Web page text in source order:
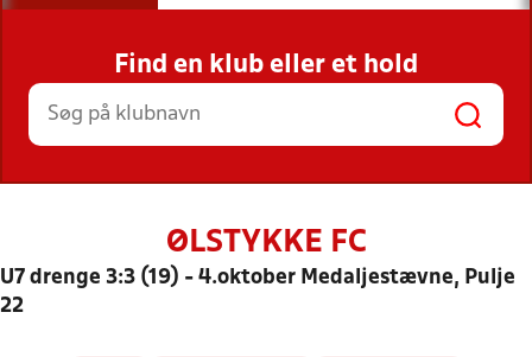
INDHOLD OG NYHEDER
STILLINGER, RESULTATER, KLUBBER OG
HOLD
Find en klub eller et hold
ØLSTYKKE FC
U7 drenge 3:3 (19) - 4.oktober Medaljestævne, Pulje
22